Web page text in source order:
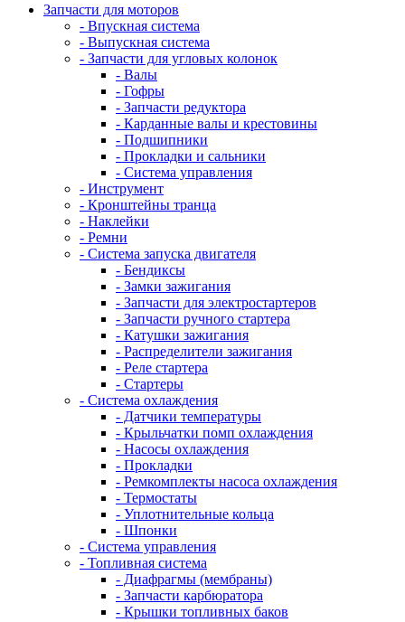
Запчасти для моторов
- Впускная система
- Выпускная система
- Запчасти для угловых колонок
- Валы
- Гофры
- Запчасти редуктора
- Карданные валы и крестовины
- Подшипники
- Прокладки и сальники
- Система управления
- Инструмент
- Кронштейны транца
- Наклейки
- Ремни
- Система запуска двигателя
- Бендиксы
- Замки зажигания
- Запчасти для электростартеров
- Запчасти ручного стартера
- Катушки зажигания
- Распределители зажигания
- Реле стартера
- Стартеры
- Система охлаждения
- Датчики температуры
- Крыльчатки помп охлаждения
- Насосы охлаждения
- Прокладки
- Ремкомплекты насоса охлаждения
- Термостаты
- Уплотнительные кольца
- Шпонки
- Система управления
- Топливная система
- Диафрагмы (мембраны)
- Запчасти карбюратора
- Крышки топливных баков